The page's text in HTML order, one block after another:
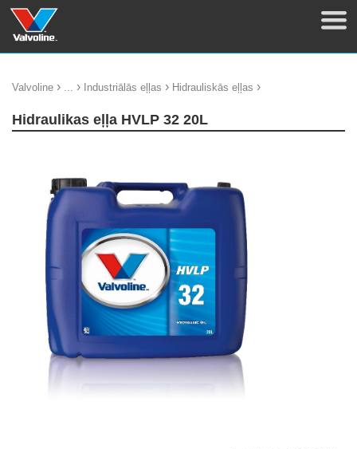
Valvoline › ... › Industriālās eļļas › Hidrauliskās eļļas ›
Hidraulikas eļļa HVLP 32 20L